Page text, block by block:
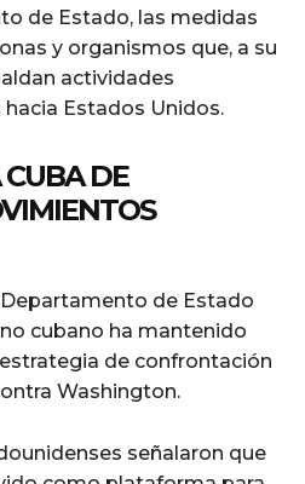
de Estado, las medidas
y organismos que, a su
actividades
Estados Unidos.
DE
de Estado
cubano ha mantenido
de confrontación
Washington.
señalaron que